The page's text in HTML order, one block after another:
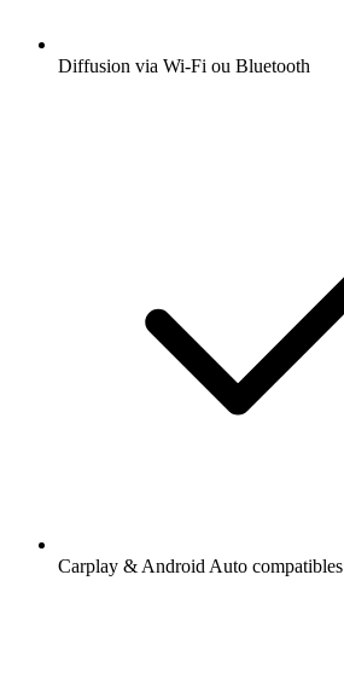
Diffusion via Wi-Fi ou Bluetooth
Carplay & Android Auto compatibles